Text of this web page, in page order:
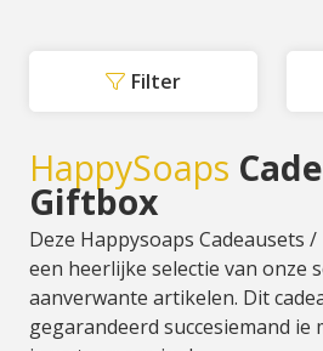
Filter
HappySoaps
Giftbox
Deze Happysoaps Cadeausets
een heerlijke selectie van onze
aanverwante artikelen. Dit
gegarandeerd succesiemand ie